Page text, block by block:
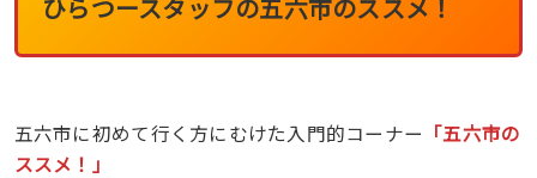
ひらつースタッフの五六市のススメ！
五六市に初めて行く方にむけた入門的コーナー 「五六市の
ススメ！」